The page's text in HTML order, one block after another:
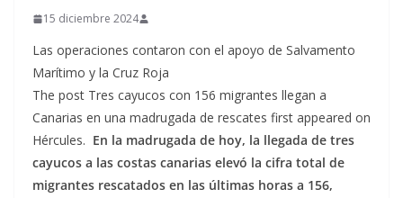
15 diciembre 2024
Las operaciones contaron con el apoyo de Salvamento
Marítimo y la Cruz Roja
The post Tres cayucos con 156 migrantes llegan a
Canarias en una madrugada de rescates first appeared on
Hércules. En la madrugada de hoy, la llegada de tres
cayucos a las costas canarias elevó la cifra total de
migrantes rescatados en las últimas horas a 156,